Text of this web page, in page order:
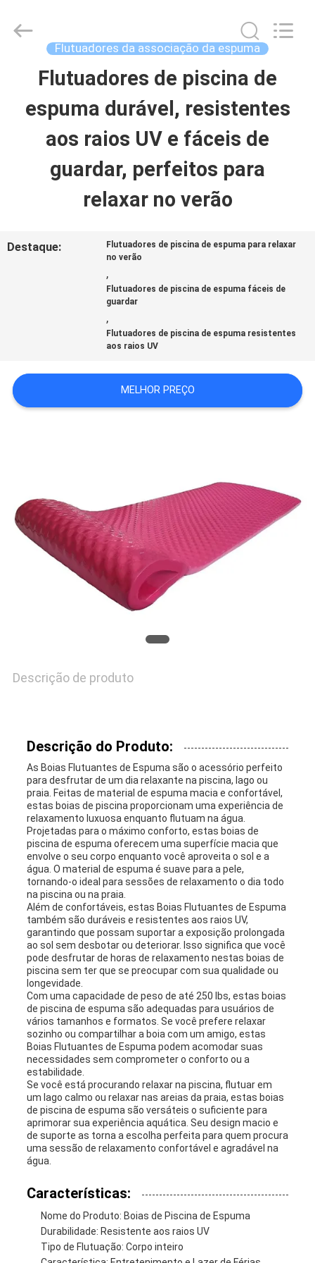
PARA
CASA
PRODUTOS
NÓS
CONTROLE
CONTACTE-
NOS
ORÇAMENTO
SITE
PRIVACY
POLICY
Guangzhou
SolidFloat
Flutuadores da associação da espuma
Flutuadores de piscina de
espuma durável, resistentes
aos raios UV e fáceis de
guardar, perfeitos para
relaxar no verão
Destaque:
Flutuadores de piscina de espuma para relaxar
no verão
,
Flutuadores de piscina de espuma fáceis de
guardar
,
Flutuadores de piscina de espuma resistentes
aos raios UV
MELHOR PREÇO
Descrição de produto
Descrição do Produto:
As Boias Flutuantes de Espuma são o acessório perfeito
para desfrutar de um dia relaxante na piscina, lago ou
praia. Feitas de material de espuma macia e confortável,
estas boias de piscina proporcionam uma experiência de
relaxamento luxuosa enquanto flutuam na água.
Projetadas para o máximo conforto, estas boias de
piscina de espuma oferecem uma superfície macia que
envolve o seu corpo enquanto você aproveita o sol e a
água. O material de espuma é suave para a pele,
tornando-o ideal para sessões de relaxamento o dia todo
na piscina ou na praia.
Além de confortáveis, estas Boias Flutuantes de Espuma
também são duráveis e resistentes aos raios UV,
garantindo que possam suportar a exposição prolongada
ao sol sem desbotar ou deteriorar. Isso significa que você
pode desfrutar de horas de relaxamento nestas boias de
piscina sem ter que se preocupar com sua qualidade ou
longevidade.
Com uma capacidade de peso de até 250 lbs, estas boias
de piscina de espuma são adequadas para usuários de
vários tamanhos e formatos. Se você prefere relaxar
sozinho ou compartilhar a boia com um amigo, estas
Boias Flutuantes de Espuma podem acomodar suas
necessidades sem comprometer o conforto ou a
estabilidade.
Se você está procurando relaxar na piscina, flutuar em
um lago calmo ou relaxar nas areias da praia, estas boias
de piscina de espuma são versáteis o suficiente para
aprimorar sua experiência aquática. Seu design macio e
de suporte as torna a escolha perfeita para quem procura
uma sessão de relaxamento confortável e agradável na
água.
Características:
Nome do Produto: Boias de Piscina de Espuma
Durabilidade: Resistente aos raios UV
Tipo de Flutuação: Corpo inteiro